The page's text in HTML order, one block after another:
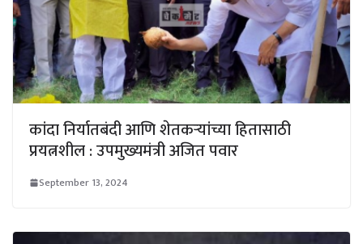
कांदा निर्यातबंदी आणि शेतकऱ्यांच्या हितासाठी
प्रयत्नशील : उपमुख्यमंत्री अजित पवार
September 13, 2024